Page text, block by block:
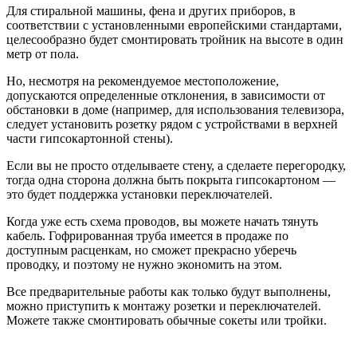
Для стиральной машины, фена и других приборов, в
соответствии с установленными европейскими стандартами,
целесообразно будет смонтировать тройник на высоте в один
метр от пола.
Но, несмотря на рекомендуемое местоположение,
допускаются определенные отклонения, в зависимости от
обстановки в доме (например, для использования телевизора,
следует установить розетку рядом с устройствами в верхней
части гипсокартонной стены).
Если вы не просто отделываете стену, а сделаете перегородку,
тогда одна сторона должна быть покрыта гипсокартоном —
это будет поддержка установки переключателей.
Когда уже есть схема проводов, вы можете начать тянуть
кабель. Гофрированная труба имеется в продаже по
доступным расценкам, но сможет прекрасно уберечь
проводку, и поэтому не нужно экономить на этом.
Все предварительные работы как только будут выполнены,
можно приступить к монтажу розетки и переключателей.
Можете также смонтировать обычные сокеты или тройки.